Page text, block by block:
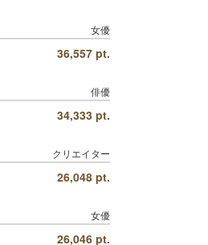
女優
36,557 pt.
俳優
34,333 pt.
クリエイター
26,048 pt.
女優
26,046 pt.